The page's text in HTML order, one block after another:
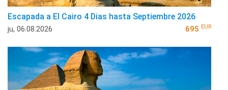
Escapada a El Cairo 4 Dias hasta Septiembre 2026
ju, 06.08.2026 695 EUR